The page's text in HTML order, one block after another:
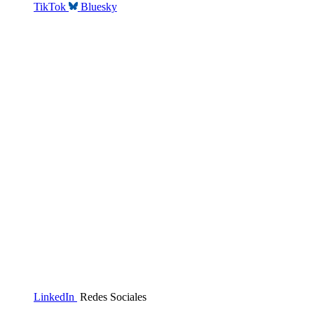
TikTok Bluesky
LinkedIn Redes Sociales